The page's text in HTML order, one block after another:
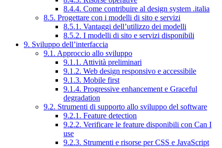
8.4.4. Come contribuire al design system .italia
8.5. Progettare con i modelli di sito e servizi
8.5.1. Vantaggi dell’utilizzo dei modelli
8.5.2. I modelli di sito e servizi disponibili
9. Sviluppo dell’interfaccia
9.1. Approccio allo sviluppo
9.1.1. Attività preliminari
9.1.2. Web design responsivo e accessibile
9.1.3. Mobile first
9.1.4. Progressive enhancement e Graceful
degradation
9.2. Strumenti di supporto allo sviluppo del software
9.2.1. Feature detection
9.2.2. Verificare le feature disponibili con Can I
use
9.2.3. Strumenti e risorse per CSS e JavaScript